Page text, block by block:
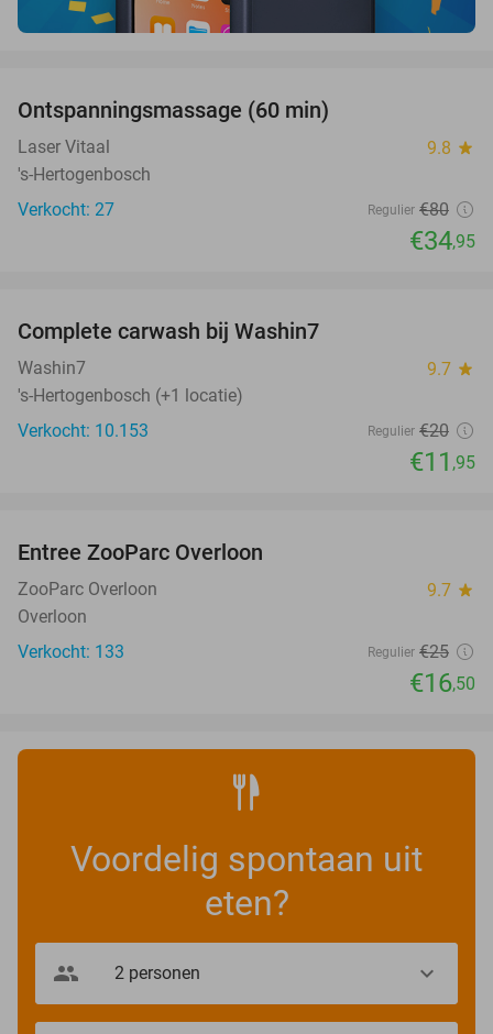
Ontspanningsmassage (60 min)
Laser Vitaal 9.8 star
's-Hertogenbosch
Verkocht: 27
Regulier €80
€34,95
Complete carwash bij Washin7
Washin7 9.7 star
's-Hertogenbosch (+1 locatie)
Verkocht: 10.153
Regulier €20
€11 ,95
TODAY
Entree ZooParc Overloon
ZooParc Overloon 9.7 star
Overloon
Verkocht: 133
Regulier €25
€16,50
Voordelig spontaan uit
eten?